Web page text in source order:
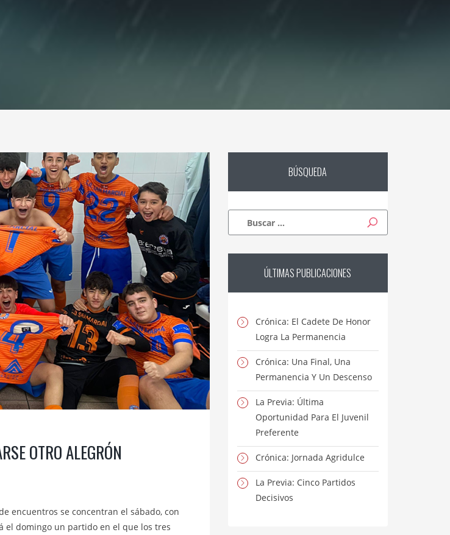
OTRO ALEGRÓN
encuentros se concentran el sábado, con
el domingo un partido en el que los tres
BÚSQUEDA
ÚLTIMASPUBLICACIONES
Crónica: El Cadete De Honor
Logra La Permanencia
Crónica: Una Final, Una
Permanencia Y Un Descenso
La Previa: Última
Oportunidad Para El Juvenil
Preferente
Crónica: Jornada Agridulce
La Previa: Cinco Partidos
Decisivos